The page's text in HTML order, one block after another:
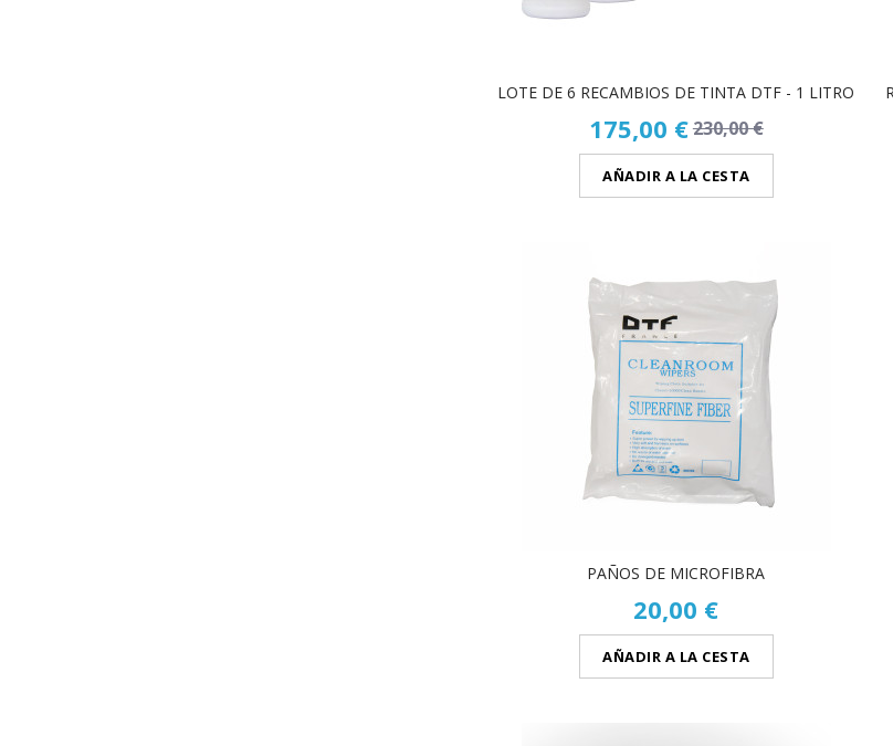
LOTE DE 6 RECAMBIOS DE TINTA DTF - 1 LITRO
175,00 €230,00 €
AÑADIR A LA CESTA
PAÑOS DE MICROFIBRA
20,00 €
AÑADIR A LA CESTA